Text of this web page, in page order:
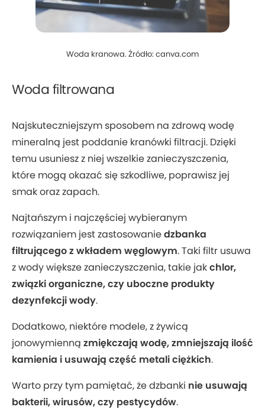
Woda kranowa. Źródło: canva.com
Woda filtrowana
Najskuteczniejszym sposobem na zdrową wodę
mineralną jest poddanie kranówki filtracji. Dzięki
temu usuniesz z niej wszelkie zanieczyszczenia,
które mogą okazać się szkodliwe, poprawisz jej
smak oraz zapach.
Najtańszym i najczęściej wybieranym
rozwiązaniem jest zastosowaniedzbanka
filtrującego z wkładem węglowym. Taki filtr usuwa
z wody większe zanieczyszczenia, takie jakchlor,
związki organiczne, czy uboczne produkty
dezynfekcji wody.
Dodatkowo, niektóre modele, z żywicą
jonowymienną zmiękczają wodę, zmniejszają ilość
kamienia i usuwają część metali ciężkich.
Warto przy tym pamiętać, że dzbanki nie usuwają
bakterii, wirusów, czy pestycydów.